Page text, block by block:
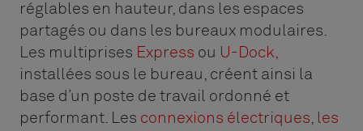
réglables en hauteur, dans les espaces
partagés ou dans les bureaux modulaires.
Les multiprises Express ou U-Dock,
installées sous le bureau, créent ainsi la
base d’un poste de travail ordonné et
performant. Les connexions électriques, les